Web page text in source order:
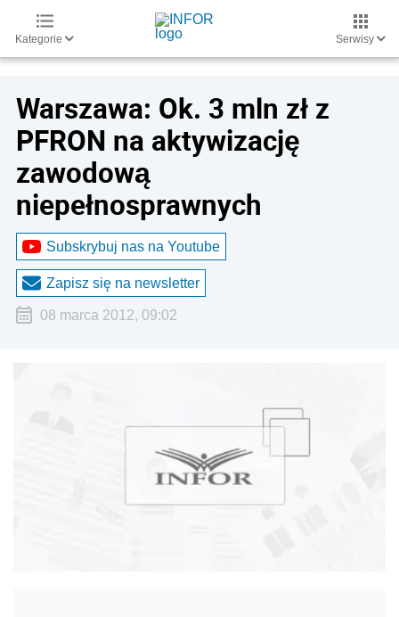
Kategorie Serwisy
Warszawa: Ok. 3 mln zł z
PFRON na aktywizację
zawodową
niepełnosprawnych
Subskrybuj nas na Youtube
Zapisz się na newsletter
08 marca 2012, 09:02